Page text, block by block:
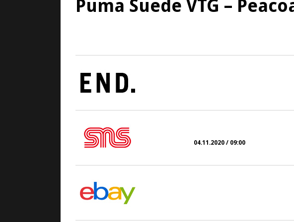
Puma Suede VTG –
04.11.2020 / 09:00